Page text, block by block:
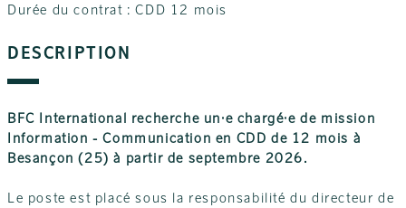
Durée du contrat : CDD 12 mois
DESCRIPTION
BFC International recherche un·e chargé·e de mission
Information - Communication en CDD de 12 mois à
Besançon (25) à partir de septembre 2026.
Le poste est placé sous la responsabilité du directeur de